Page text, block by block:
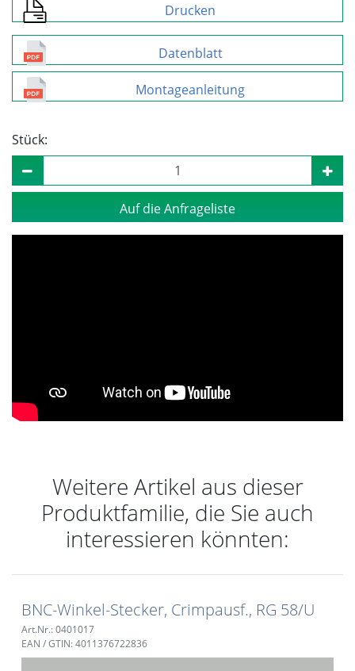
Drucken
Datenblatt
Montageanleitung
Stück:
Auf die Anfrageliste
Weitere Artikel aus dieser
Produktfamilie, die Sie auch
interessieren könnten:
BNC-Winkel-Stecker, Crimpausf., RG 58/U
Art.Nr.: 0401017
EAN / GTIN: 4011376722836